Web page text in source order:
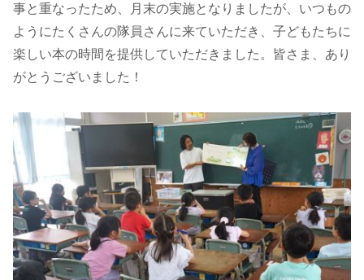
事と重なったため、月末の実施となりましたが、いつもの
ようにたくさんの隊員さんに来ていただき、子どもたちに
楽しい本の時間を提供していただきました。皆さま、あり
がとうございました！